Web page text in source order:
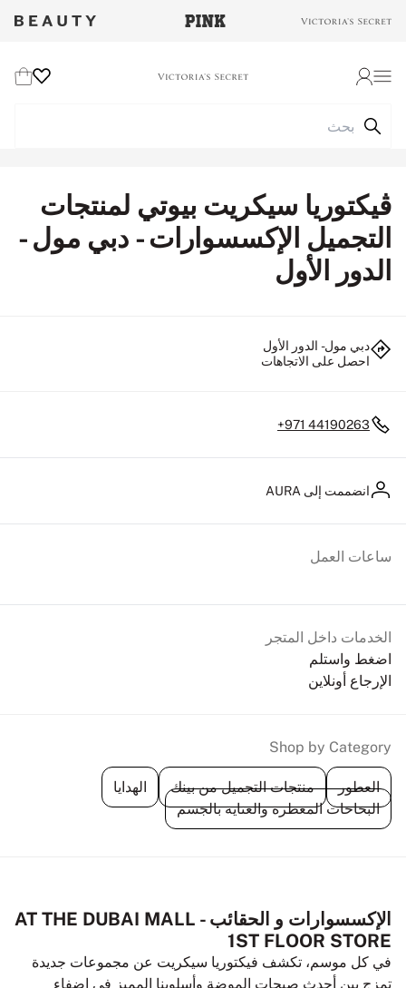
ڤيكتوريا سيكريت بيوتي لمنتجات
التجميل الإكسسوارات - دبي مول -
الدور الأول
دبي مول - الدور الأول
احصل على الاتجاهات
+971 44190263
انضممت إلى AURA
الخدمات داخل المتجر
اضغط واستلم
الإرجاع أونلاين
ساعات العمل
Shop by Category
العطور منتجات التجميل من بينك
الهدايا
البخاخات المعطرة والعناية بالجسم
الإكسسوارات و الحقائب AT THE DUBAI MALL -
1ST FLOOR STORE
في كل موسم، تكشف فيكتوريا سيكريت عن مجموعات جديدة
تمزج بين أحدث صيحات الموضة وأسلوبنا المميز في إضفاء